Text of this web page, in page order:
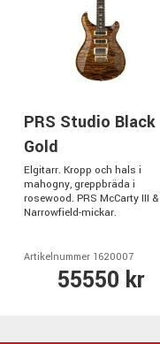
PRS Studio Black
Gold
Elgitarr. Kropp och hals i
mahogny, greppbräda i
rosewood. PRS McCarty III &
Narrowfield-mickar.
Artikelnummer 1620007
55550 kr